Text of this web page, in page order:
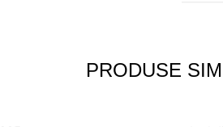
PRODUSE